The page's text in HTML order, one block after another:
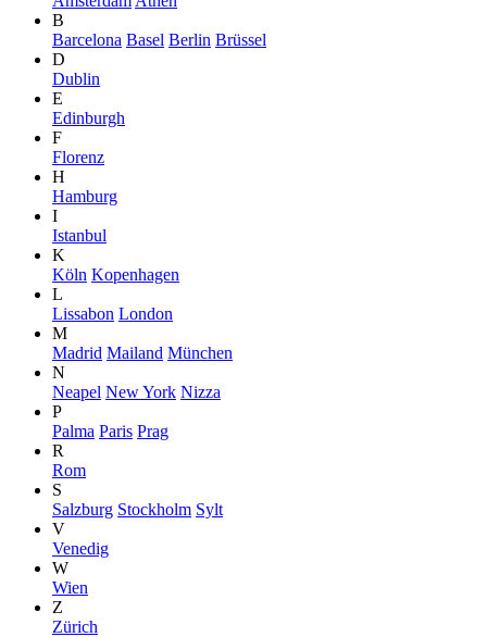
B
Barcelona Basel Berlin Brüssel
D
Dublin
E
Edinburgh
F
Florenz
H
Hamburg
I
Istanbul
K
Köln Kopenhagen
L
Lissabon London
M
Madrid Mailand München
N
Neapel New York Nizza
P
Palma Paris Prag
R
Rom
S
Salzburg Stockholm Sylt
V
Venedig
W
Wien
Z
Zürich